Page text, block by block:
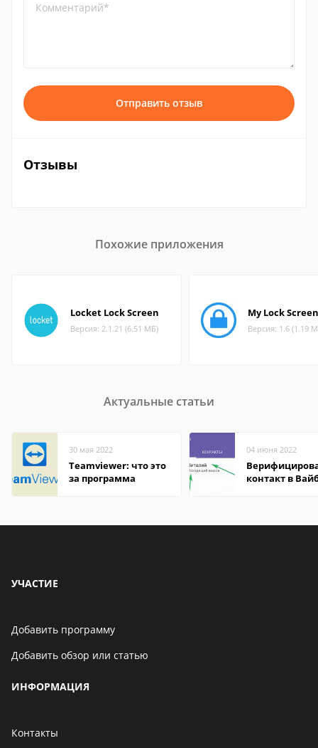
Комментарий*
Отправить отзыв
Отзывы
Похожие приложения
Locket Lock Screen
Версия: 2.1.21 (6.51 МБ)
My Lock Screen
Версия: 1.6 (1.19
Актуальные статьи
30 мая 2022
Teamviewer: что это
за программа
04 июня 2022
контакт в
УЧАСТИЕ
Добавить программу
Добавить обзор или статью
ИНФОРМАЦИЯ
Контакты